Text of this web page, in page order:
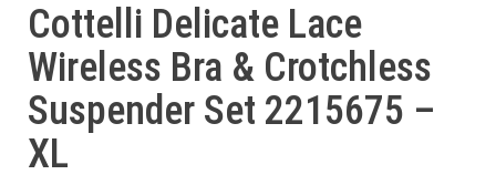
Cottelli Delicate Lace
Wireless Bra & Crotchless
Suspender Set 2215675 –
XL